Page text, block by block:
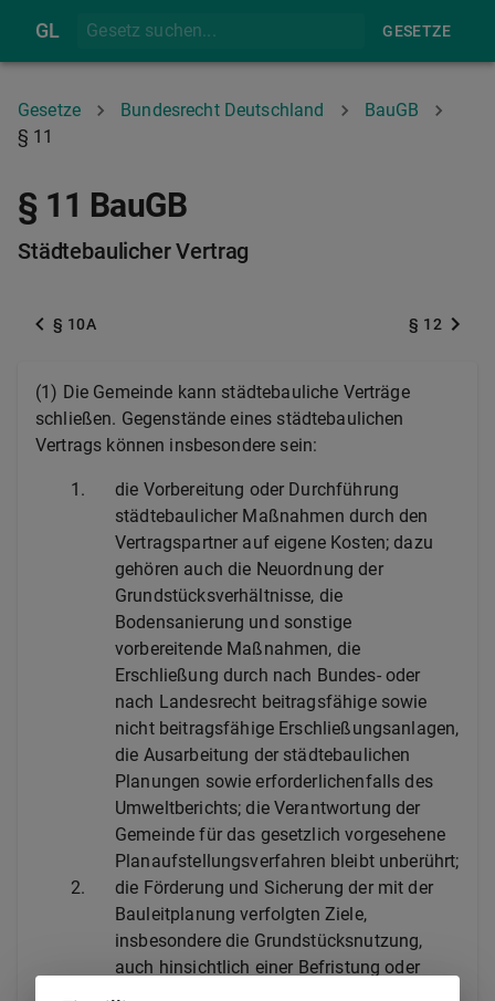
GL GESETZE
Gesetze Bundesrecht Deutschland
BauGB
§ 11
§ 11 BauGB
Städtebaulicher Vertrag
§ 10A § 12
(1) Die Gemeinde kann städtebauliche Verträge
schließen. Gegenstände eines städtebaulichen
Vertrags können insbesondere sein:
1.
die Vorbereitung oder Durchführung
städtebaulicher Maßnahmen durch den
Vertragspartner auf eigene Kosten; dazu
gehören auch die Neuordnung der
Grundstücksverhältnisse, die
Bodensanierung und sonstige
vorbereitende Maßnahmen, die
Erschließung durch nach Bundes- oder
nach Landesrecht beitragsfähige sowie
nicht beitragsfähige Erschließungsanlagen,
die Ausarbeitung der städtebaulichen
Planungen sowie erforderlichenfalls des
Umweltberichts; die Verantwortung der
Gemeinde für das gesetzlich vorgesehene
Planaufstellungsverfahren bleibt unberührt;
2.
die Förderung und Sicherung der mit der
Bauleitplanung verfolgten Ziele,
insbesondere die Grundstücksnutzung,
auch hinsichtlich einer Befristung oder